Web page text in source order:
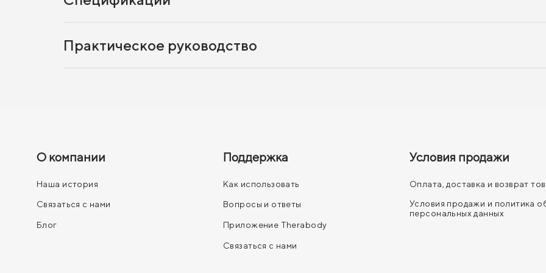
Практическое руководство
О компании
Наша история
Связаться с нами
Блог
Поддержка
Как использовать
Вопросы и ответы
Приложение Therabody
Связаться с нами
Условия продажи
Оплата, доставка и возврат
Условия продажи и политика
персональных данных